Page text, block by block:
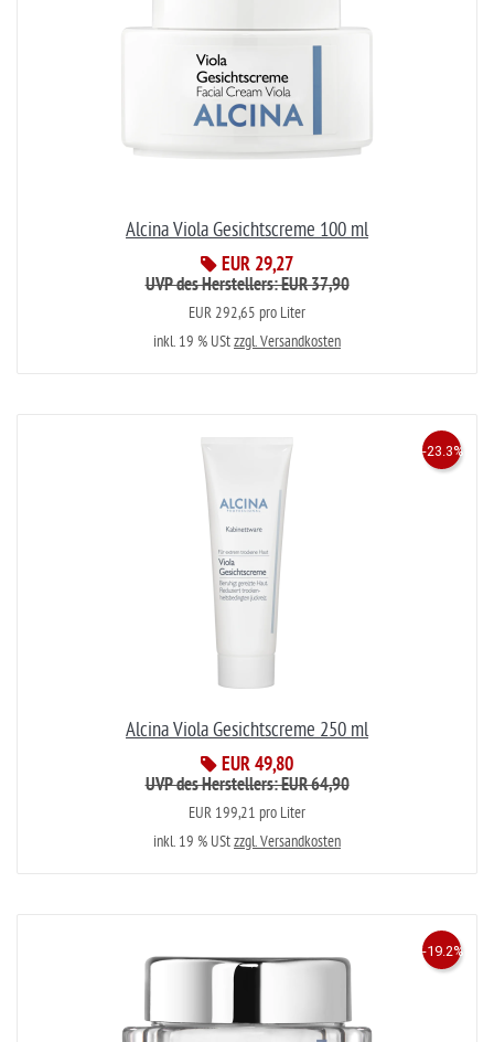
Alcina Viola Gesichtscreme 100 ml
EUR 29,27
UVP des Herstellers: EUR 37,90
EUR 292,65 pro Liter
inkl. 19 % UStzzgl. Versandkosten
Alcina Viola Gesichtscreme 250 ml
EUR 49,80
-23.3%
UVP des Herstellers: EUR 64,90
EUR 199,21 pro Liter
inkl. 19 % UStzzgl. Versandkosten
-19.2%